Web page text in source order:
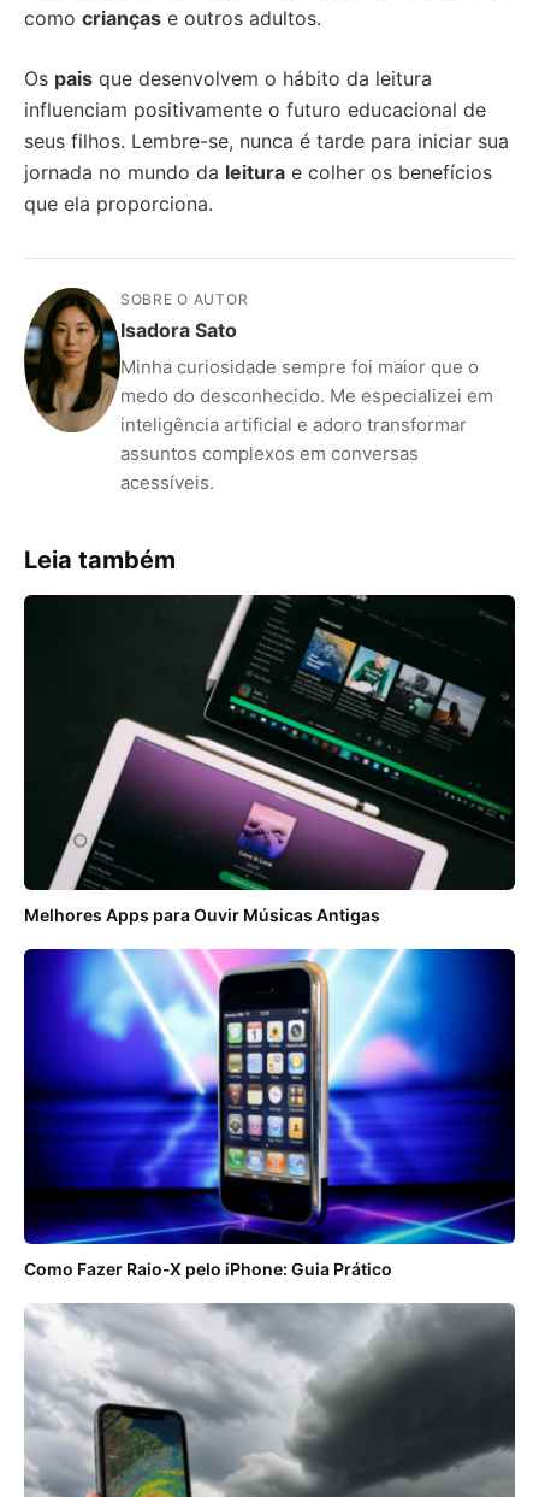
como crianças e outros adultos.
Os pais que desenvolvem o hábito da leitura
influenciam positivamente o futuro educacional de
seus filhos. Lembre-se, nunca é tarde para iniciar sua
jornada no mundo da leitura e colher os benefícios
que ela proporciona.
SOBRE O AUTOR
Isadora Sato
Minha curiosidade sempre foi maior que o
medo do desconhecido. Me especializei em
inteligência artificial e adoro transformar
assuntos complexos em conversas
acessíveis.
Leia também
Melhores Apps para Ouvir Músicas Antigas
Como Fazer Raio-X pelo iPhone: Guia Prático